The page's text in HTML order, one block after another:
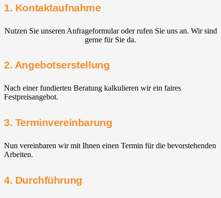
1. Kontaktaufnahme
Nutzen Sie unseren Anfrageformular oder rufen Sie uns an. Wir sind
gerne für Sie da.
2. Angebotserstellung
Nach einer fundierten Beratung kalkulieren wir ein faires
Festpreisangebot.
3. Terminvereinbarung
Nun vereinbaren wir mit Ihnen einen Termin für die bevorstehenden
Arbeiten.
4. Durchführung